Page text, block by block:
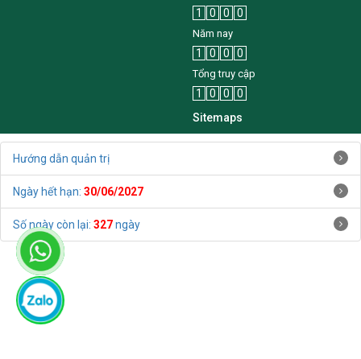
1 0 0 0
Năm nay
1 0 0 0
Tổng truy cập
1 0 0
0
Sitemaps
Hướng dẫn quản trị
Ngày hết hạn: 30/06/2027
Số ngày còn lại: 327ngày